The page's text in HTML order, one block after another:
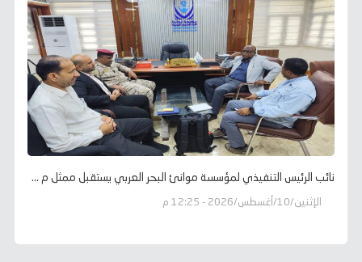
نائب الرئيس التنفيذي لمؤسسة موانئ البحر العربي يستقبل ممثل م ...
الإثنين/10/أغسطس/2026 - 12:25 م